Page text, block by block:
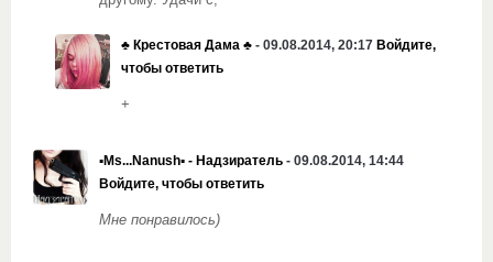
♣️ Крестовая Дама ♣️ - 09.08.2014, 20:17 Войдите,
чтобы ответить
+
▪Ms...Nanush▪ - Надзиратель - 09.08.2014, 14:44
Войдите, чтобы ответить
Мне понравилось)